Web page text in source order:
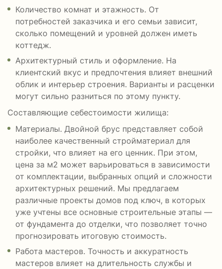
Количество комнат и этажность. От
потребностей заказчика и его семьи зависит,
сколько помещений и уровней должен иметь
коттедж.
Архитектурный стиль и оформление. На
клиентский вкус и предпочтения влияет внешний
облик и интерьер строения. Варианты и расценки
могут сильно разниться по этому пункту.
Составляющие себестоимости жилища:
Материалы. Двойной брус представляет собой
наиболее качественный стройматериал для
стройки, что влияет на его ценник. При этом,
цена за м2 может варьироваться в зависимости
от комплектации, выбранных опций и сложности
архитектурных решений. Мы предлагаем
различные проекты домов под ключ, в которых
уже учтены все основные строительные этапы —
от фундамента до отделки, что позволяет точно
прогнозировать итоговую стоимость.
Работа мастеров. Точность и аккуратность
мастеров влияет на длительность службы и